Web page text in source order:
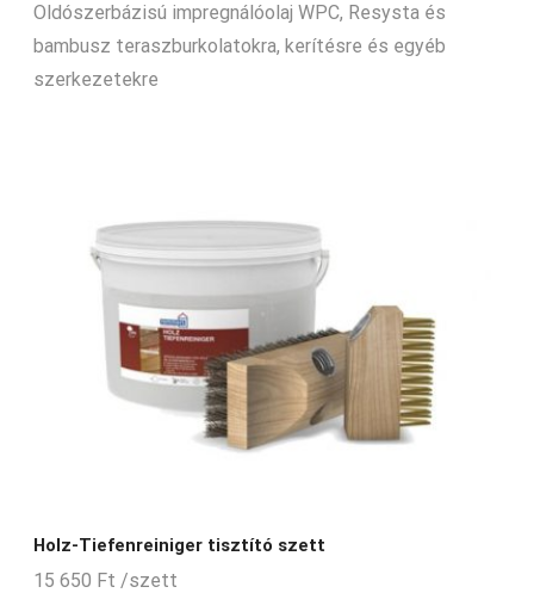
Oldószerbázisú impregnálóolaj WPC, Resysta és
bambusz teraszburkolatokra, kerítésre és egyéb
szerkezetekre
Holz-Tiefenreiniger tisztító szett
15 650 Ft /szett